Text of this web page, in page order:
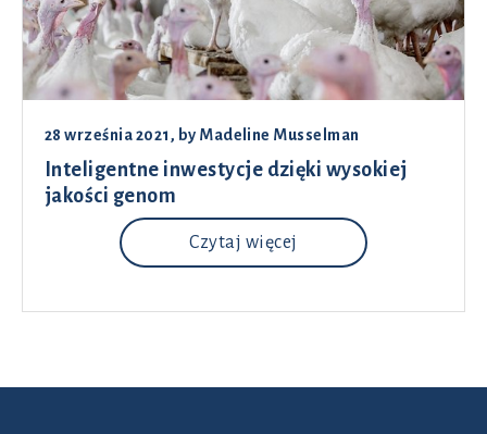
28 września 2021, by Madeline Musselman
Inteligentne inwestycje dzięki wysokiej
jakości genom
Czytaj więcej